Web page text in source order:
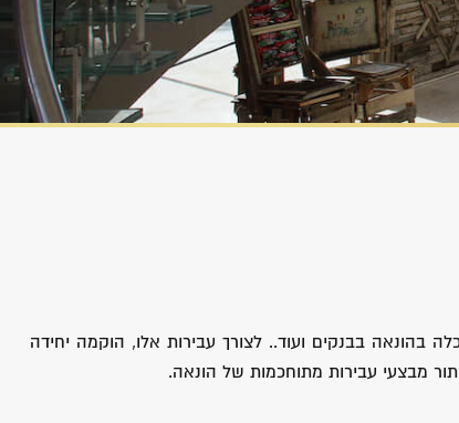
בהונאה בבנקים ועוד.. לצורך עבירות אלו, הוקמה יחידה
מבצעי עבירות מתוחכמות של הונאה.